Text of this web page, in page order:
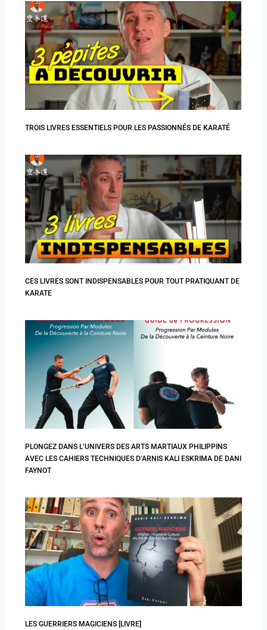
TROIS LIVRES ESSENTIELS POUR LES PASSIONNÉS DE KARATÉ
CES LIVRES SONT INDISPENSABLES POUR TOUT PRATIQUANT DE
KARATE
PLONGEZ DANS L’UNIVERS DES ARTS MARTIAUX PHILIPPINS
AVEC LES CAHIERS TECHNIQUES D’ARNIS KALI ESKRIMA DE DANI
FAYNOT
LES GUERRIERS MAGICIENS [LIVRE]